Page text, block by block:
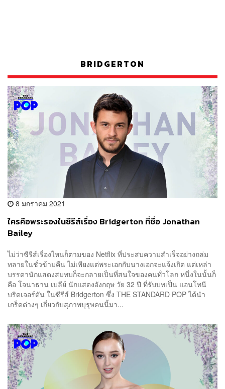
BRIDGERTON
8 มกราคม 2021
ใครคือพระรองในซีรีส์เรื่อง Bridgerton ที่ชื่อ Jonathan
Bailey
ไม่ว่าซีรีส์เรื่องไหนก็ตามของ Netflix ที่ประสบความสำเร็จอย่างถล่ม
ทลายในชั่วข้ามคืน ไม่เพียงแต่พระเอกกับนางเอกจะแจ้งเกิด แต่เหล่า
บรรดานักแสดงสมทบก็จะกลายเป็นที่สนใจของคนทั่วโลก หนึ่งในนั้นก็
คือ โจนาธาน เบลีย์ นักแสดงอังกฤษ วัย 32 ปี ที่รับบทเป็น แอนโทนี
บริดเจอร์ตัน ในซีรีส์ Bridgerton ซึ่ง THE STANDARD POP ได้นำ
เกร็ดต่างๆ เกี่ยวกับสุภาพบุรุษคนนี้มา...